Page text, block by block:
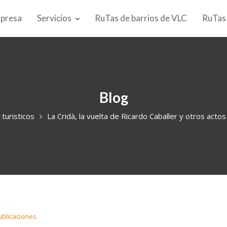
Servicios RuTas de barrios de VLC
Blog
turisticos La Cridà, la vuelta de Ricardo Caballer y otros